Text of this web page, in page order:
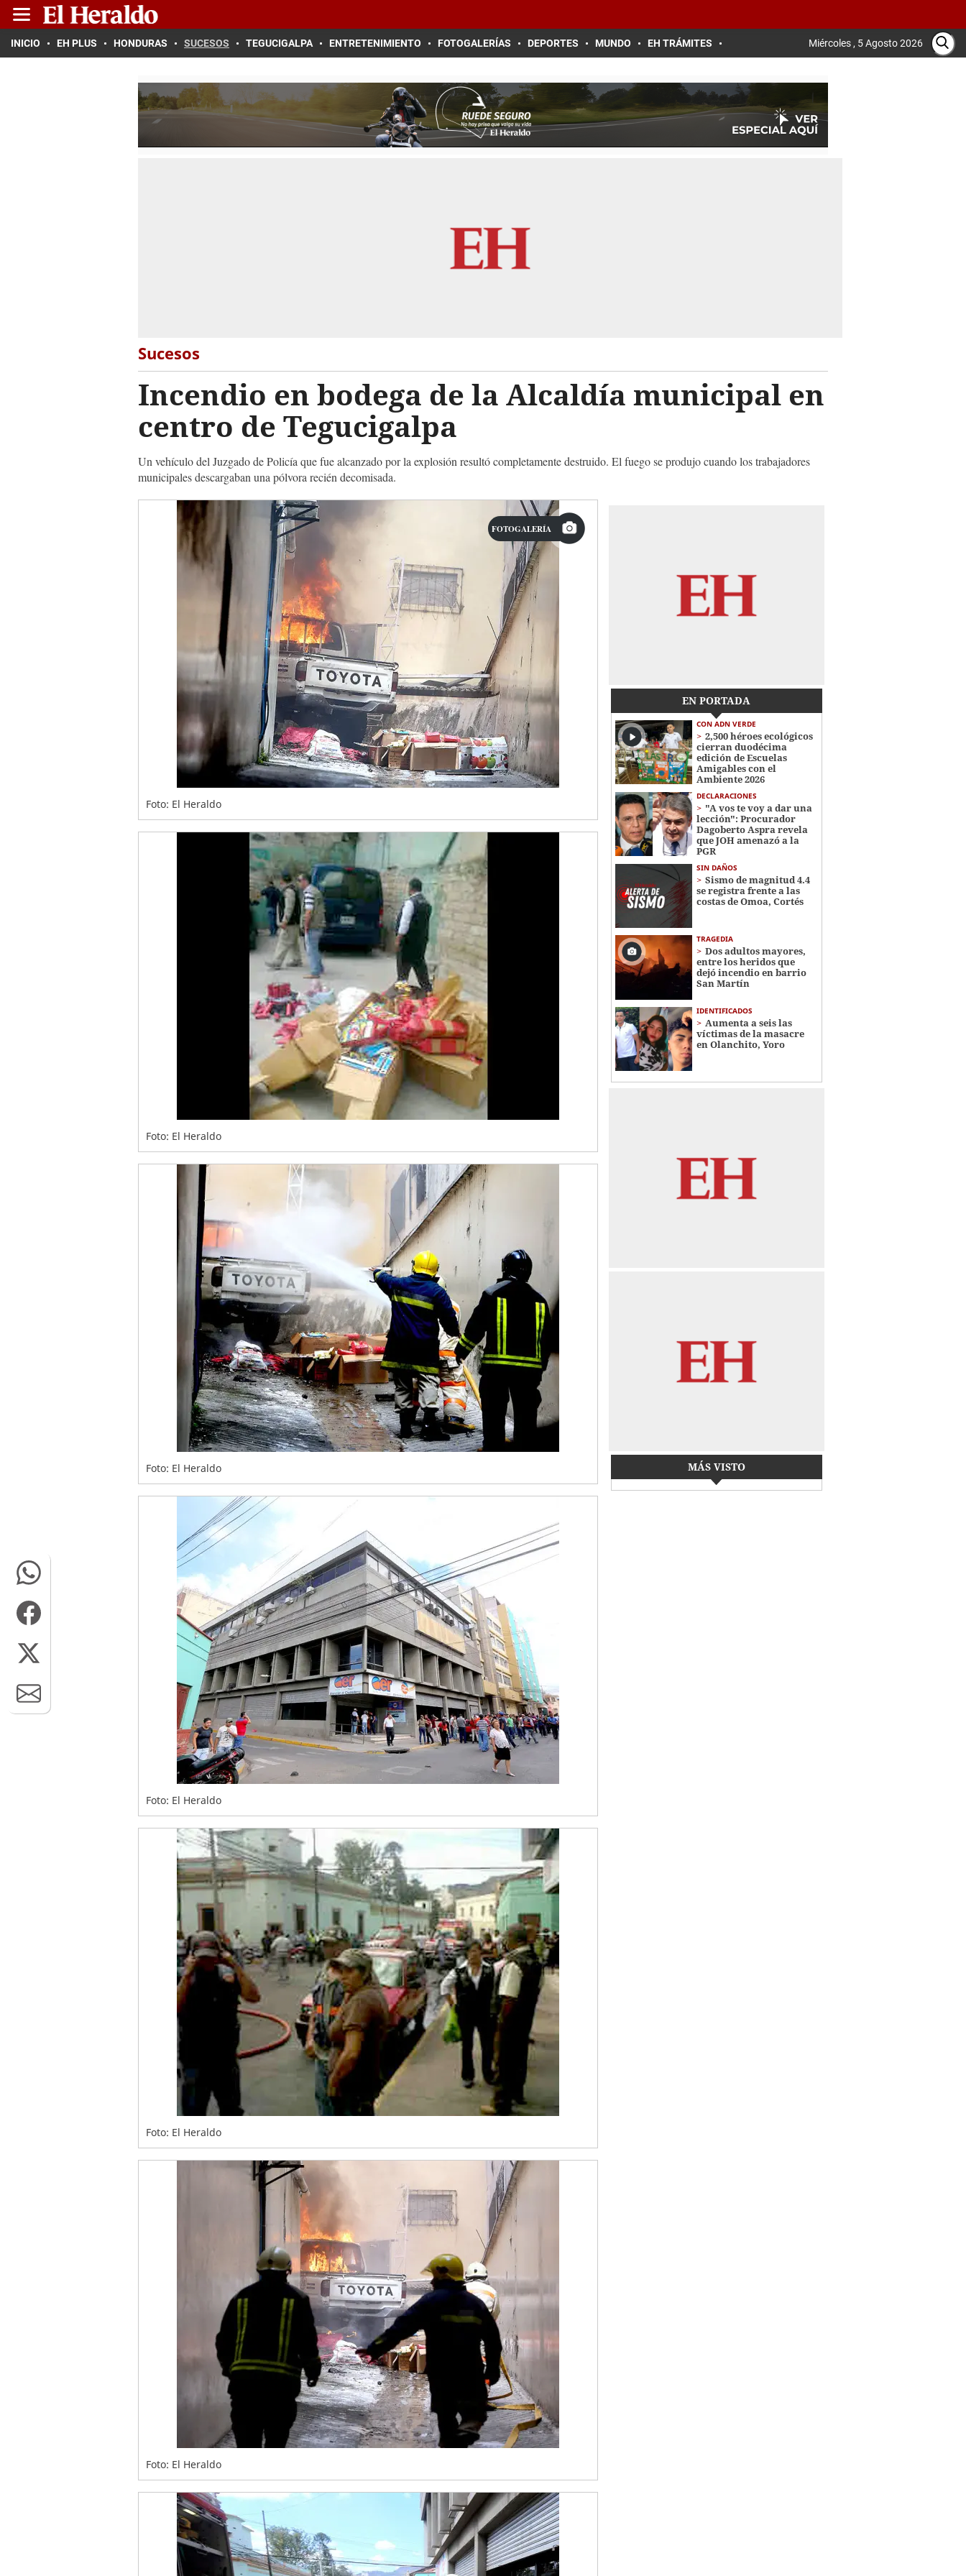
INICIO EH PLUS HONDURAS SUCESOS TEGUCIGALPA ENTRETENIMIENTO FOTOGALERÍAS DEPORTES MUNDO EH TRÁMITES Miércoles , 5 Agosto 2026
Sucesos
Incendio en bodega de la Alcaldía municipal en
centro de Tegucigalpa
Un vehículo del Juzgado de Policía que fue alcanzado por la explosión resultó completamente destruido. El fuego se produjo cuando los trabajadores
municipales descargaban una pólvora recién decomisada.
FOTOGALERÍA
Foto: El Heraldo
Foto: El Heraldo
Foto: El Heraldo
Foto: El Heraldo
Foto: El Heraldo
Foto: El Heraldo
EN PORTADA
CON ADN VERDE
2,500 héroes ecológicos
cierran duodécima
edición de Escuelas
Amigables con el
Ambiente 2026
DECLARACIONES
"A vos te voy a dar una
lección": Procurador
Dagoberto Aspra revela
que JOH amenazó a la
PGR
SIN DAÑOS
Sismo de magnitud 4.4
se registra frente a las
costas de Omoa, Cortés
TRAGEDIA
Dos adultos mayores,
entre los heridos que
dejó incendio en barrio
San Martín
IDENTIFICADOS
Aumenta a seis las
víctimas de la masacre
en Olanchito, Yoro
MÁS VISTO